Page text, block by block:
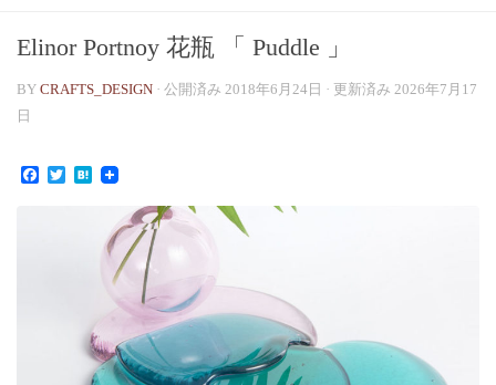
Elinor Portnoy 花瓶 「 Puddle 」
BY CRAFTS_DESIGN · 公開済み 2018年6月24日 · 更新済み 2026年7月17
日
Facebook
TwitterHatena